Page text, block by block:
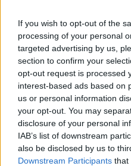
If you wish to opt-out of the
processing of your personal
targeted advertising by us,
section to confirm your
opt-out request is processed
interest-based ads based on
us or personal information
your opt-out. You may
disclosure of your personal
IAB’s list of downstream
also be disclosed by us to
Downstream Participants that
Spinoff
nem
gsplus.hu|
készül,
nélkül
gsplus.hu|